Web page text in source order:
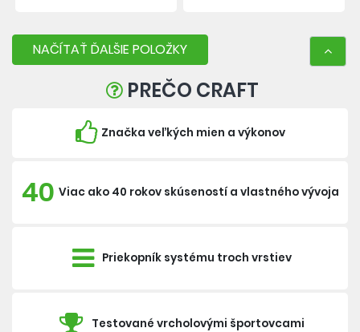
NAČÍTAŤ ĎALŠIE POLOŽKY
PREČO CRAFT
Značka veľkých mien a výkonov
40 Viac ako 40 rokov skúseností a vlastného vývoja
Priekopník systému troch vrstiev
Testované vrcholovými športovcami